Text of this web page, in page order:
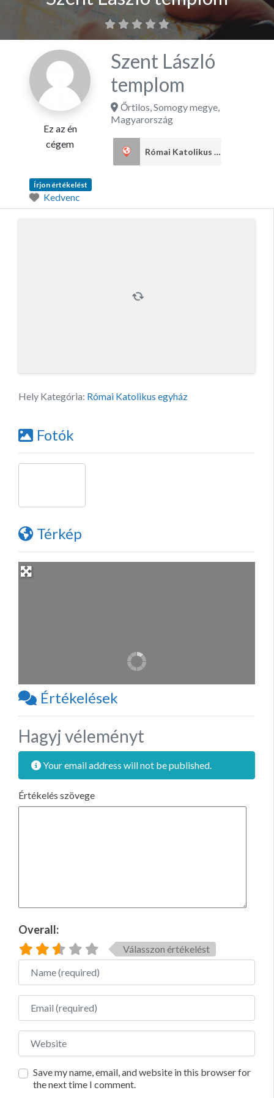
Ez az én
cégem
Szent László
templom
Őrtilos,Somogy megye,
Magyarország
Római Katolikus egyház
Írjon értékelést
Kedvenc
Hely Kategória: Római Katolikus egyház
Fotók
Térkép
Értékelések
Hagyj véleményt
Your email address will not be published.
Értékelés szövege
Overall:
Válasszon értékelést
Name
Email
Website
Save my name, email, and website in this browser for
the next time I comment.